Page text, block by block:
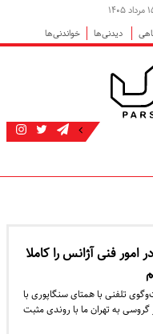
دیدنی‌ها خواندنی‌ها
فنی آژانس را کاملا
تلفنی با همتای سنگاپوری با
گروسی به تهران ما با روندی مثبت